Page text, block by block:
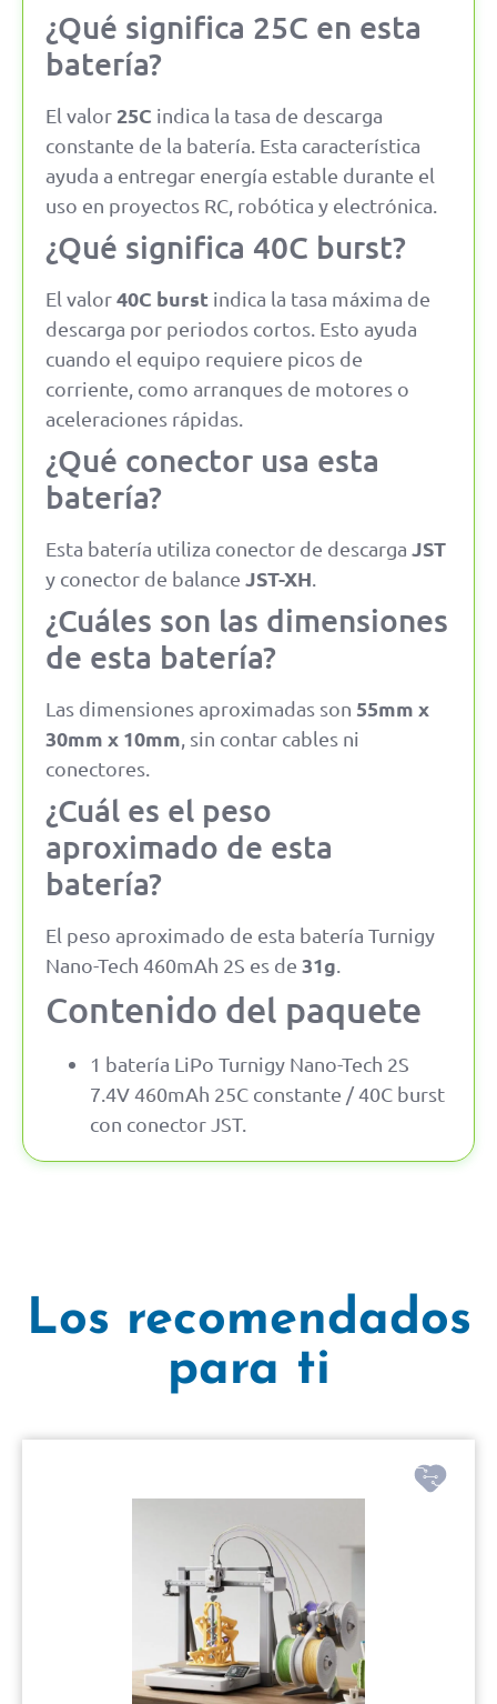
¿Qué significa 25C en esta
batería?
El valor 25C indica la tasa de descarga
constante de la batería. Esta característica
ayuda a entregar energía estable durante el
uso en proyectos RC, robótica y electrónica.
¿Qué significa 40C burst?
El valor40C burst indica la tasa máxima de
descarga por periodos cortos. Esto ayuda
cuando el equipo requiere picos de
corriente, como arranques de motores o
aceleraciones rápidas.
¿Qué conector usa esta
batería?
Esta batería utiliza conector de descarga JST
y conector de balance JST-XH
¿Cuáles son las dimensiones
de esta batería?
Las dimensiones aproximadas son 55mm x
30mm x 10mm , sin contar cables ni
conectores.
¿Cuál es el peso
aproximado de esta
batería?
El peso aproximado de esta batería Turnigy
Nano-Tech 460mAh 2S es de 31g
Contenido del paquete
1 batería LiPo Turnigy Nano-Tech 2S
7.4V 460mAh 25C constante / 40C burst
con conector JST.
Los recomendados
para ti